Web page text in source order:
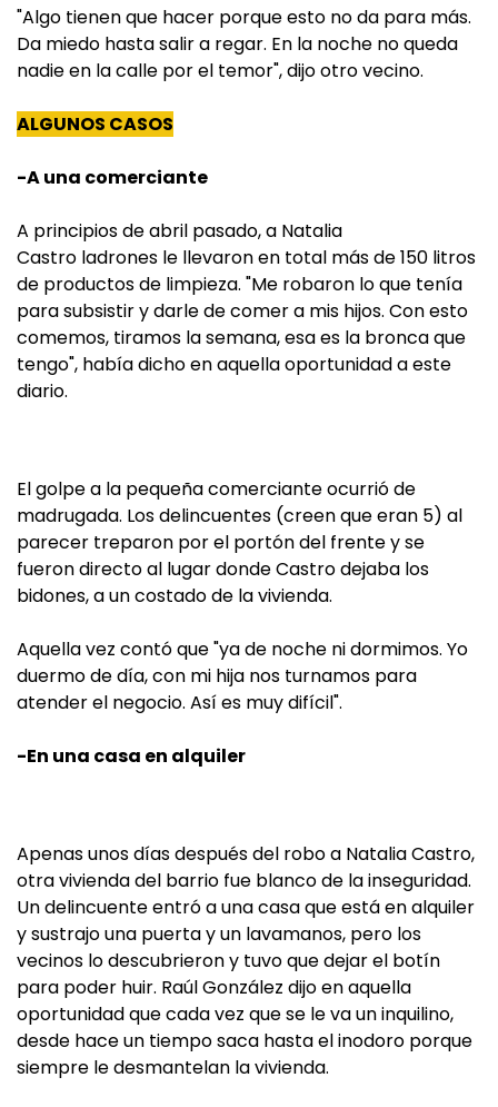
"Algo tienen que hacer porque esto no da para más.
Da miedo hasta salir a regar. En la noche no queda
nadie en la calle por el temor", dijo otro vecino.
ALGUNOS CASOS
-A una comerciante
A principios de abril pasado, a Natalia
Castro ladrones le llevaron en total más de 150 litros
de productos de limpieza. "Me robaron lo que tenía
para subsistir y darle de comer a mis hijos. Con esto
comemos, tiramos la semana, esa es la bronca que
tengo", había dicho en aquella oportunidad a este
diario.
El golpe a la pequeña comerciante ocurrió de
madrugada. Los delincuentes (creen que eran 5) al
parecer treparon por el portón del frente y se
fueron directo al lugar donde Castro dejaba los
bidones, a un costado de la vivienda.
Aquella vez contó que "ya de noche ni dormimos. Yo
duermo de día, con mi hija nos turnamos para
atender el negocio. Así es muy difícil".
-En una casa en alquiler
Apenas unos días después del robo a Natalia Castro,
otra vivienda del barrio fue blanco de la inseguridad.
Un delincuente entró a una casa que está en alquiler
y sustrajo una puerta y un lavamanos, pero los
vecinos lo descubrieron y tuvo que dejar el botín
para poder huir. Raúl González dijo en aquella
oportunidad que cada vez que se le va un inquilino,
desde hace un tiempo saca hasta el inodoro porque
siempre le desmantelan la vivienda.